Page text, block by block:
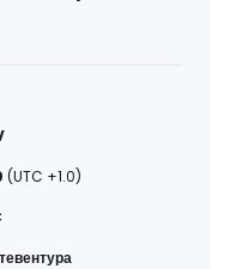
(UTC +1.0)